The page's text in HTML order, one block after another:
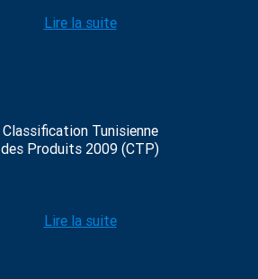
Lire la suite
Classification Tunisienne
des Produits 2009 (CTP)
Lire la suite